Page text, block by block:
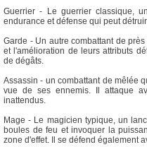
Guerrier - Le guerrier classique,
endurance et défense qui peut
Garde - Un autre combattant de
et l'amélioration de leurs attributs
de dégâts.
Assassin - un combattant de mêlée
vue de ses ennemis. Il attaque
inattendus.
Mage - Le magicien typique, un
boules de feu et invoquer la
zone d'effet. Il se défend également